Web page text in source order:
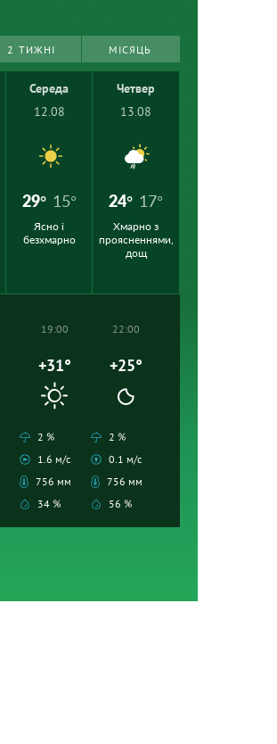
2 ТИЖНІ МІСЯЦЬ
Середа
12.08
29° 15°
Ясно і
безхмарно
Четвер
13.08
24° 17°
Хмарно з
проясненнями,
дощ
19:00
+31°
2 %
1.6 м/с
756 мм
34 %
22:00
+25°
2 %
0.1 м/с
756 мм
56 %